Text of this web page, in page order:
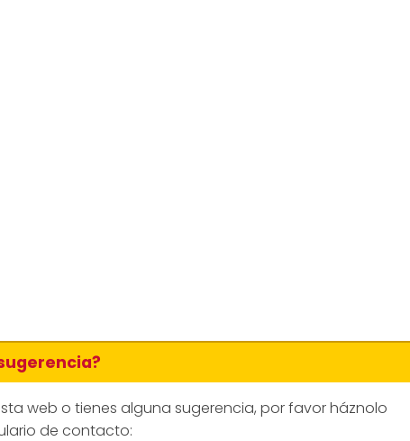
web o tienes alguna sugerencia, por favor háznolo
de contacto: